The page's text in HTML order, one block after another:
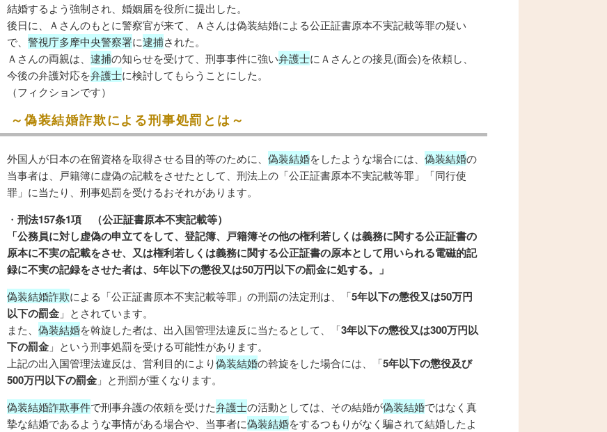
結婚するよう強制され、婚姻届を役所に提出した。
後日に、Ａさんのもとに警察官が来て、Ａさんは偽装結婚による公正証書原本不実記載等罪の疑い
で、 警視庁多摩中央警察署に逮捕された。
Ａさんの両親は、 逮捕の知らせを受けて、刑事事件に強い弁護士にＡさんとの接見(面会)を依頼し、
今後の弁護対応を弁護士に検討してもらうことにした。
（フィクションです）
～偽装結婚詐欺による刑事処罰とは～
外国人が日本の在留資格を取得させる目的等のために、 偽装結婚をしたような場合には、 偽装結婚の
当事者は、戸籍簿に虚偽の記載をさせたとして、刑法上の「公正証書原本不実記載等罪」「同行使
罪」に当たり、刑事処罰を受けるおそれがあります。
・ 刑法157条1項 （公正証書原本不実記載等）
「公務員に対し虚偽の申立てをして、登記簿、戸籍簿その他の権利若しくは義務に関する公正証書の
原本に不実の記載をさせ、又は権利若しくは義務に関する公正証書の原本として用いられる電磁的記
録に不実の記録をさせた者は、5年以下の懲役又は50万円以下の罰金に処する。」
偽装結婚詐欺による「公正証書原本不実記載等罪」の刑罰の法定刑は、「5年以下の懲役又は50万円
以下の罰金 」とされています。
また、 偽装結婚を斡旋した者は、出入国管理法違反に当たるとして、「3年以下の懲役又は300万円以
下の罰金 」という刑事処罰を受ける可能性があります。
上記の出入国管理法違反は、営利目的により偽装結婚の斡旋をした場合には、「5年以下の懲役及び
500万円以下の罰金 」と刑罰が重くなります。
偽装結婚詐欺事件で刑事弁護の依頼を受けた弁護士の活動としては、その結婚が偽装結婚ではなく真
摯な結婚であるような事情がある場合や、当事者に偽装結婚をするつもりがなく騙されて結婚したよ